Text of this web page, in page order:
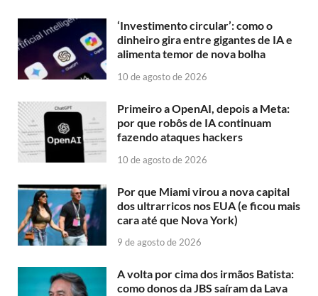
‘Investimento circular’: como o
dinheiro gira entre gigantes de IA e
alimenta temor de nova bolha
10 de agosto de 2026
Primeiro a OpenAI, depois a Meta:
por que robôs de IA continuam
fazendo ataques hackers
10 de agosto de 2026
Por que Miami virou a nova capital
dos ultrarricos nos EUA (e ficou mais
cara até que Nova York)
9 de agosto de 2026
A volta por cima dos irmãos Batista:
como donos da JBS saíram da Lava